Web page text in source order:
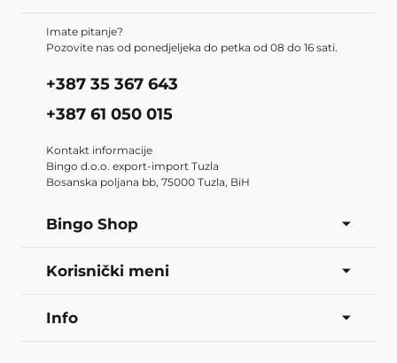
Imate pitanje?
Pozovite nas od ponedjeljeka do petka od 08 do 16 sati.
+387 35 367 643
+387 61 050 015
Kontakt informacije
Bingo d.o.o. export-import Tuzla
Bosanska poljana bb, 75000 Tuzla, BiH
Bingo Shop
Korisnički meni
Info